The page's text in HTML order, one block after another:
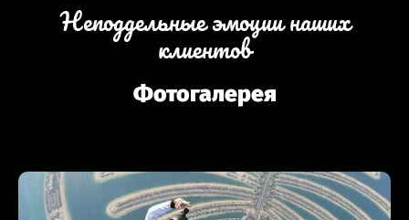
Неподдельные эмоции наших
клиентов
Фотогалерея